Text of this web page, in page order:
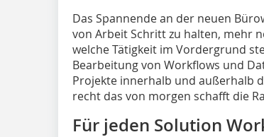
Das Spannende an der neuen
von Arbeit Schritt zu halten, mehr
welche Tätigkeit im Vordergrund
Bearbeitung von Workflows und
Projekte innerhalb und außerhalb
recht das von ­morgen schafft die
Für jeden Solution